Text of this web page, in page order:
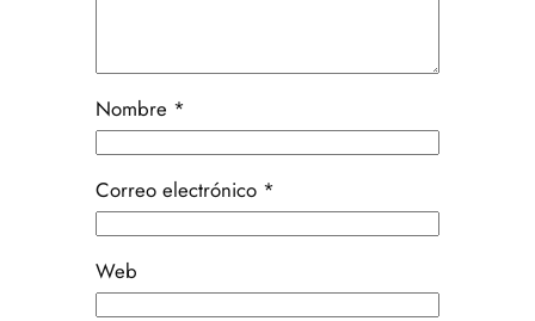
Nombre *
Correo electrónico *
Web